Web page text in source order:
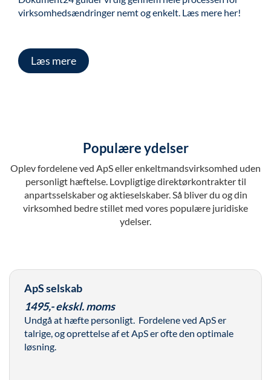
virksomhedsændringer nemt og enkelt. Læs mere her!
Læs mere
Populære ydelser
Oplev fordelene ved ApS eller enkeltmandsvirksomhed uden
personligt hæftelse. Lovpligtige direktørkontrakter til
anpartsselskaber og aktieselskaber. Så bliver du og din
virksomhed bedre stillet med vores populære juridiske
ydelser.
ApS selskab
1495,- ekskl. moms
Undgå at hæfte personligt. Fordelene ved ApS er
talrige, og oprettelse af et ApS er ofte den optimale
løsning.